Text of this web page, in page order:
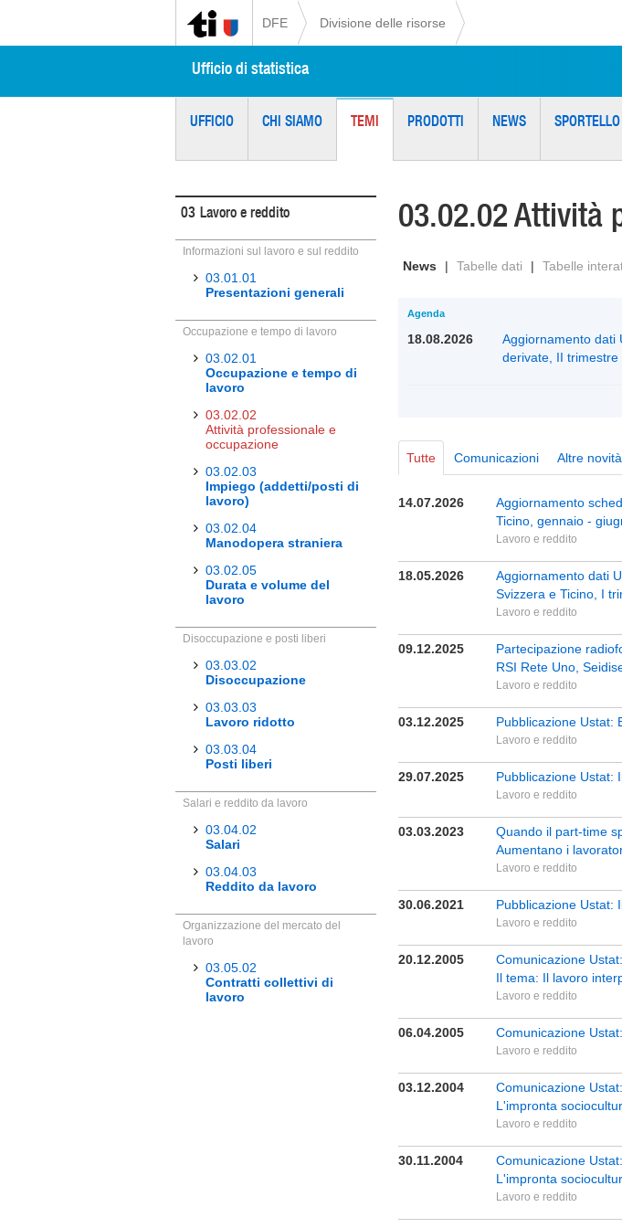
DFE Divisione delle risorse
Ufficio di statistica
UFFICIO CHI SIAMO TEMI PRODOTTI NEWS SPORTELLO
03 Lavoro e reddito
Informazioni sul lavoro e sul reddito
03.01.01
Presentazioni generali
Occupazione e tempo di lavoro
03.02.01
Occupazione e tempo di
lavoro
03.02.02
Attività professionale e
occupazione
03.02.03
Impiego (addetti/posti di
lavoro)
03.02.04
Manodopera straniera
03.02.05
Durata e volume del
lavoro
Disoccupazione e posti liberi
03.03.02
Disoccupazione
03.03.03
Lavoro ridotto
03.03.04
Posti liberi
Salari e reddito da lavoro
03.04.02
Salari
03.04.03
Reddito da lavoro
Organizzazione del mercato del
lavoro
03.05.02
Contratti collettivi di
lavoro
03.02.02 Attività
News | Tabelle dati | Tabelle
Agenda
18.08.2026
Aggiornamento dati
derivate, II trimestre
Tutte Comunicazioni Altre novità
14.07.2026
Aggiornamento
Ticino, gennaio -
Lavoro e reddito
18.05.2026
Aggiornamento dati
Svizzera e Ticino, I
Lavoro e reddito
09.12.2025
Partecipazione
RSI Rete Uno,
Lavoro e reddito
03.12.2025 Pubblicazione Ustat:
Lavoro e reddito
29.07.2025 Pubblicazione Ustat:
Lavoro e reddito
03.03.2023
Quando il part-time
Aumentano i
Lavoro e reddito
30.06.2021 Pubblicazione Ustat:
Lavoro e reddito
20.12.2005
Comunicazione
Il tema: Il lavoro
Lavoro e reddito
06.04.2005 Comunicazione
Lavoro e reddito
03.12.2004
Comunicazione
L'impronta
Lavoro e reddito
30.11.2004
Comunicazione
L'impronta
Lavoro e reddito